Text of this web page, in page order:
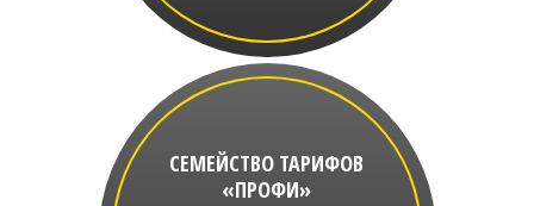
СЕМЕЙСТВО ТАРИФОВ
«ПРОФИ»